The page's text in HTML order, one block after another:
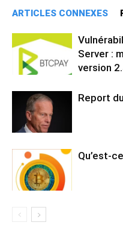
ARTICLES CONNEXES
Server :
version
Report
Qu’est-